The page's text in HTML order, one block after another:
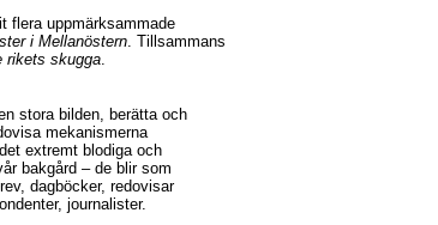
flera uppmärksammade
i Mellanöstern. Tillsammans
rikets skugga.
stora bilden, berätta och
mekanismerna
extremt blodiga och
bakgård – de blir som
dagböcker, redovisar
journalister.